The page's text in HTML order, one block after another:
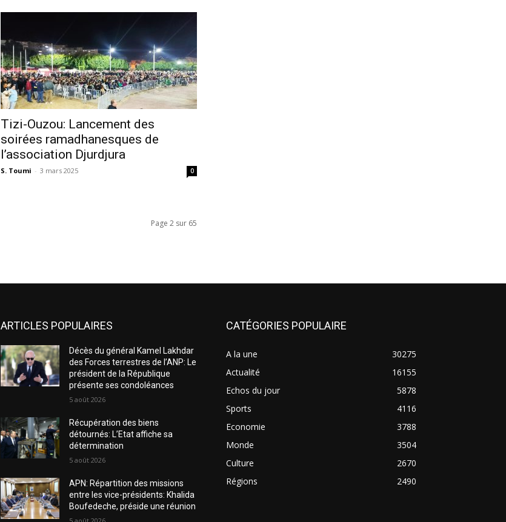
Tizi-Ouzou: Lancement des
soirées ramadhanesques de
l’association Djurdjura
S. Toumi - 3 mars 2025 0
Page 2 sur 65
ARTICLES POPULAIRES
Décès du général Kamel Lakhdar
des Forces terrestres de l’ANP: Le
président de la République
présente ses condoléances
5 août 2026
Récupération des biens
détournés: L’Etat affiche sa
détermination
5 août 2026
APN: Répartition des missions
entre les vice-présidents: Khalida
Boufedeche, préside une réunion
CATÉGORIES POPULAIRE
A la une
30275
Actualité
16155
Echos du jour
5878
Sports
4116
Economie
3788
Monde
3504
Culture
2670
Régions
2490